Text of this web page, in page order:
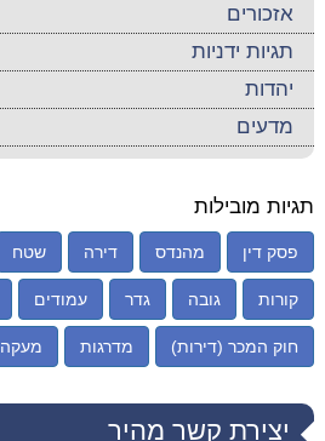
אזכורים
תגיות ידניות
יהדות
מדעים
תגיות מובילות
פסק דין מהנדס דירה שטח
קורות גובה גדר עמודים
חוק המכר (דירות) מדרגות מעקה
יצירת קשר מהיר